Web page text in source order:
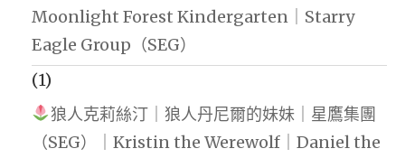
Moonlight Forest Kindergarten｜Starry
Eagle Group（SEG）
(1)
狼人克莉絲汀｜狼人丹尼爾的妹妹｜星鷹集團
（SEG）｜Kristin the Werewolf｜Daniel the